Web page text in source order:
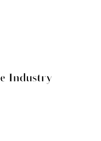
Industry